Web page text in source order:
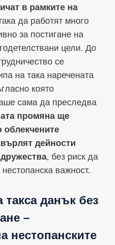
в рамките на
да работят много
за постигане на
цели. До
се
на така наречената
която
сама да преследва
промяна ще
облекчените
дейности
, без риск да
нестопанска важност.
данък без
–
нестопанските